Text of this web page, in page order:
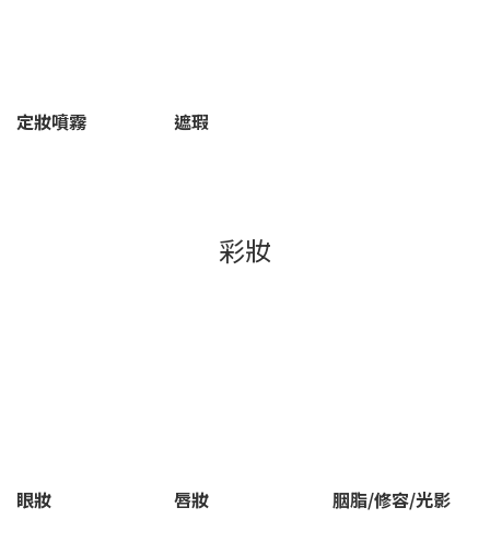
定妝噴霧 遮瑕
彩妝
眼妝 唇妝 胭脂/修容/光影